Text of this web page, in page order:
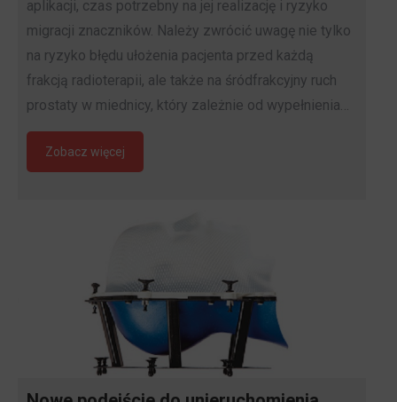
aplikacji, czas potrzebny na jej realizację i ryzyko
migracji znaczników. Należy zwrócić uwagę nie tylko
na ryzyko błędu ułożenia pacjenta przed każdą
frakcją radioterapii, ale także na śródfrakcyjny ruch
prostaty w miednicy, który zależnie od wypełnienia…
Zobacz więcej